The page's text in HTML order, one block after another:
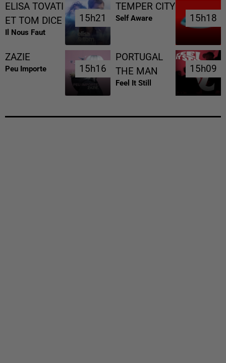
ELISA TOVATI
ET TOM DICE
Il Nous Faut
15h21
15h21
TEMPER CITY
Self Aware 15h18
15h18
ZAZIE
Peu Importe 15h16
15h16
PORTUGAL
THE MAN
Feel It Still
15h09
15h09